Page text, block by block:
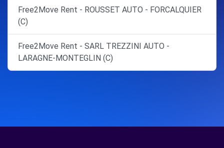
Free2Move Rent - ROUSSET AUTO - FORCALQUIER
(C)
Free2Move Rent - SARL TREZZINI AUTO -
LARAGNE-MONTEGLIN (C)